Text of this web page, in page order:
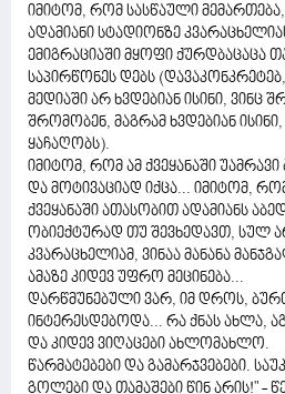
იმიტომ, რომ სასწაული
ადამიანი სტადიონზე
ემიგრაციაში მყოფი ქურდბაცაცა
საპირწონეს დებს
მედიაში არ ხვდებიან ისინი,
შრომობენ, მაგრამ ხვდებიან
ყაჩაღობს).
იმიტომ, რომ ამ ქვეყანაში
და მოტივაციად იქცა... იმიტომ,
ქვეყანაში ათასობით ადამიანს
ობიექტურად თუ შევხედავთ, სულ
კვარაცხელიამ, ვინაა მანანა
ამაზე კიდევ უფრო მეცინება...
დარწმუნებული ვარ, იმ დროს,
ინტერესდებოდა... რა ქნას ახლა,
და კიდევ ვიღაცები ახლომახლო.
წარმატებები და გამარჯვებები.
გოლები და თამაშები წინ არის!" -